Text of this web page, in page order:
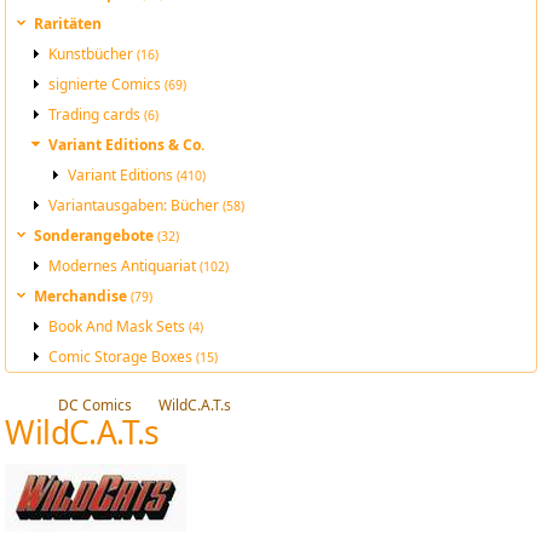
Raritäten
Kunstbücher(16)
signierte Comics(69)
Trading cards(6)
Variant Editions & Co.
Variant Editions(410)
Variantausgaben: Bücher(58)
Sonderangebote(32)
Modernes Antiquariat(102)
Merchandise(79)
Book And Mask Sets(4)
Comic Storage Boxes(15)
DC Comics WildC.A.T.s
WildC.A.T.s